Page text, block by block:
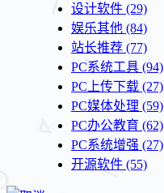
设计软件 (29)
娱乐其他 (84)
站长推荐 (77)
PC系统工具 (94)
PC上传下载 (27)
PC媒体处理 (59)
PC办公教育 (62)
PC系统增强 (27)
开源软件 (55)